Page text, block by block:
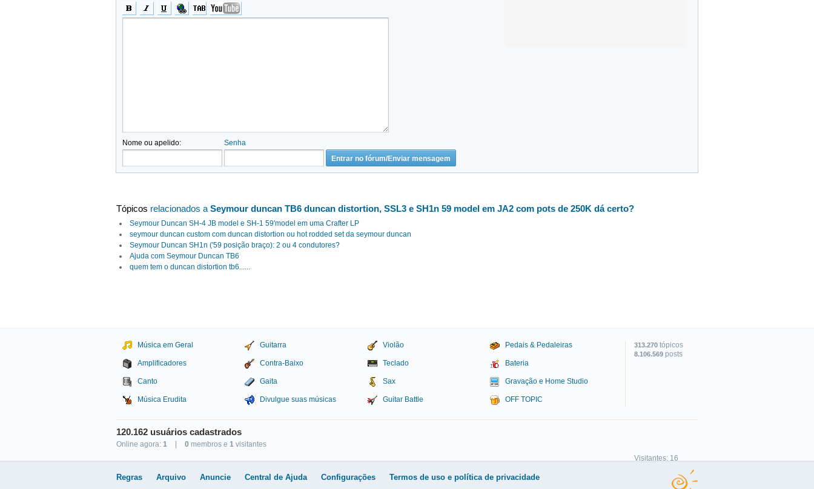
Nome ou apelido: Senha
Tópicos relacionados a Seymour duncan TB6 duncan distortion, SSL3 e SH1n 59 model em JA2 com pots de 250K dá certo?
Seymour Duncan SH-4 JB model e SH-1 59'model em uma Crafter LP
seymour duncan custom com duncan distortion ou hot rodded set da seymour duncan
Seymour Duncan SH1n ('59 posição braço): 2 ou 4 condutores?
Ajuda com Seymour Duncan TB6
quem tem o duncan distortion tb6......
Música em Geral Guitarra Violão Pedais & Pedaleiras
Amplificadores Contra-Baixo Teclado Bateria
Canto Gaita Sax Gravação e Home Studio
Música Erudita Divulgue suas músicas Guitar Battle OFF TOPIC
313.270 tópicos
8.106.569 posts
120.162 usuários cadastrados
Online agora: 1 0 membros e 1 visitantes
Visitantes: 16
Regras Arquivo Anuncie Central de Ajuda Configurações Termos de uso e política de privacidade
Studio Sol Comunicação Digital